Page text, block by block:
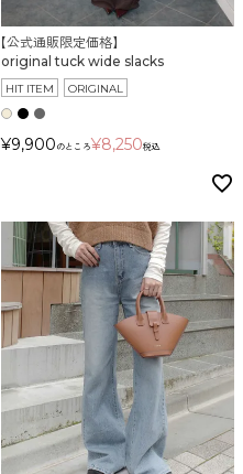
【公式通販限定価格】
original tuck wide slacks
HIT ITEM ORIGINAL
¥9,900 のところ¥8,250税込